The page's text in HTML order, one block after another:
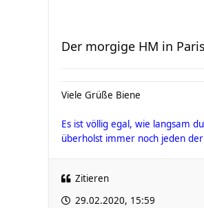
Der morgige HM in
Viele Grüße Biene
Es ist völlig egal, wie langsam
überholst immer noch jeden
Zitieren
29.02.2020, 15:59